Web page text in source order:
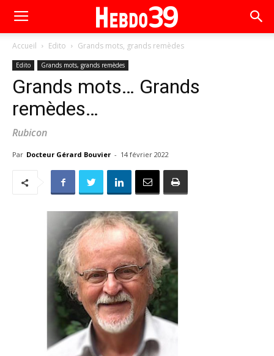
Accueil Edito Grands mots, grands remèdes
Edito Grands mots, grands remèdes
Grands mots… Grands
remèdes…
Rubicon
Par Docteur Gérard Bouvier - 14 février 2022